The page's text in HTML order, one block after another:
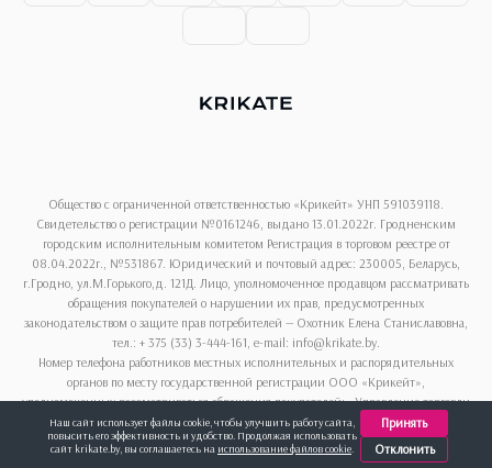
Наш сайт использует файлы cookie, чтобы улучшить работу сайта,
повысить его эффективность и удобство. Продолжая использовать
сайт krikate.by, вы соглашаетесь на использование файлов cookie.
Принять
Отклонить
Общество с ограниченной ответственностью «Крикейт» УНП 591039118.
Свидетельство о регистрации №0161246, выдано 13.01.2022г. Гродненским
городским исполнительным комитетом Регистрация в торговом реестре от
08.04.2022г., №531867. Юридический и почтовый адрес: 230005, Беларусь,
г.Гродно, ул.М.Горького,д. 121Д. Лицо, уполномоченное продавцом рассматривать
обращения покупателей о нарушении их прав, предусмотренных
законодательством о защите прав потребителей — Охотник Елена Станиславовна,
тел.: + 375 (33) 3-444-161, e-mail: info@krikate.by.
Номер телефона работников местных исполнительных и распорядительных
органов по месту государственной регистрации ООО «Крикейт»,
уполномоченных рассматриваться обращения покупателей: «Управление торговли
и услуг Гродненского горисполкома», + 375 (152) 62-69-13.